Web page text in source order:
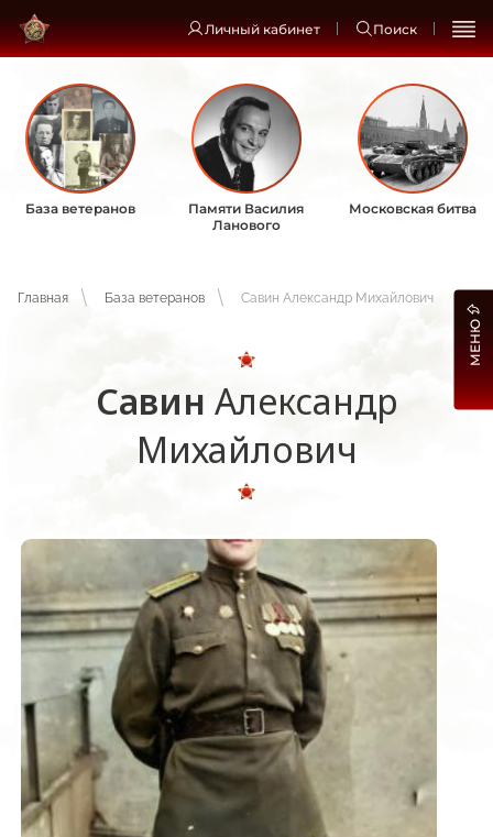
Личный кабинет Поиск
База ветеранов
Памяти Василия
Ланового
Московская битва
Главная База ветеранов Савин Александр Михайлович
Савин Александр
Михайлович
МЕНЮ